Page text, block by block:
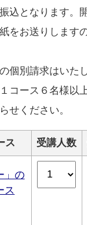
込となります。
をお送りします
個別請求はいた
コース６名様以
せください。
ス 受講人数
」の
ス